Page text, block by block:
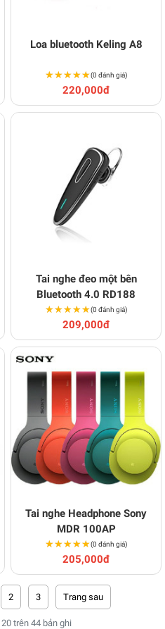
Loa bluetooth Keling A8
★★★★★
★★★★★(0 đánh giá)
220,000đ
Tai nghe đeo một bên
Bluetooth 4.0 RD188
★★★★★
★★★★★(0 đánh giá)
209,000đ
Tai nghe Headphone Sony
MDR 100AP
★★★★★
★★★★★(0 đánh giá)
205,000đ
20trên 44bản ghi
2 3